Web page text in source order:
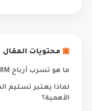
▣ محتويات المقال
ما هو تسرب أرباح CRM؟
لماذا يعتبر تسليم
الأهمية؟